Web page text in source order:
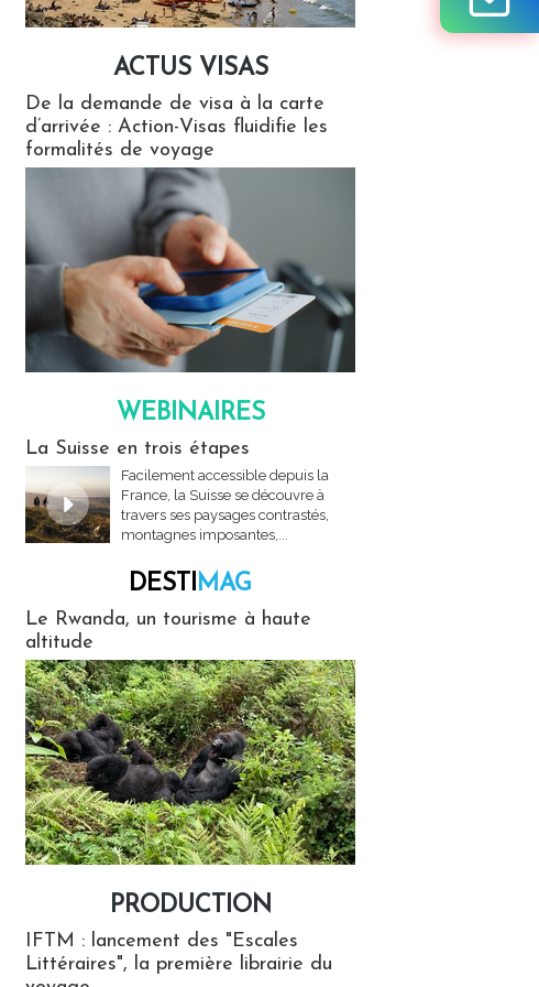
ACTUS VISAS
De la demande de visa à la carte
d’arrivée : Action-Visas fluidifie les
formalités de voyage
WEBINAIRES
La Suisse en trois étapes
Facilement accessible depuis la
France, la Suisse se découvre à
travers ses paysages contrastés,
montagnes imposantes,...
DESTIMAG
Le Rwanda, un tourisme à haute
altitude
PRODUCTION
IFTM : lancement des "Escales
Littéraires", la première librairie du